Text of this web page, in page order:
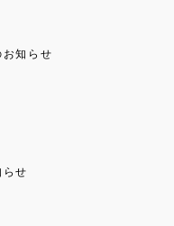
お知らせ
らせ